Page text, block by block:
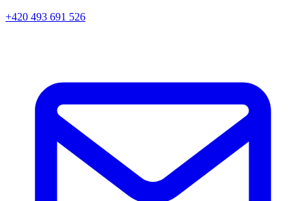
+420 493 691 526